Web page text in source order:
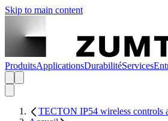
Skip to main content
ProduitsApplicationsDurabilitéServices
TECTON IP54 wireless controls